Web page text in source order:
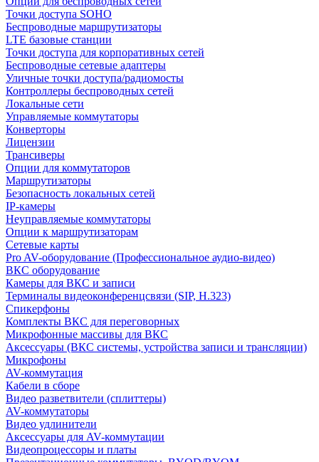
Точки доступа SOHO
Беспроводные маршрутизаторы
LTE базовые станции
Точки доступа для корпоративных сетей
Беспроводные сетевые адаптеры
Уличные точки доступа/радиомосты
Контроллеры беспроводных сетей
Локальные сети
Управляемые коммутаторы
Конверторы
Лицензии
Трансиверы
Опции для коммутаторов
Маршрутизаторы
Безопасность локальных сетей
IP-камеры
Неуправляемые коммутаторы
Опции к маршрутизаторам
Сетевые карты
Pro AV-оборудование (Профессиональное аудио-видео)
ВКС оборудование
Камеры для ВКС и записи
Терминалы видеоконференцсвязи (SIP, H.323)
Спикерфоны
Комплекты ВКС для переговорных
Микрофонные массивы для ВКС
Аксессуары (ВКС системы, устройства записи и трансляции)
Микрофоны
AV-коммутация
Кабели в сборе
Видео разветвители (сплиттеры)
AV-коммутаторы
Видео удлинители
Аксессуары для AV-коммутации
Видеопроцессоры и платы